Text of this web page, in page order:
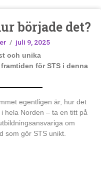
började det?
/ juli 9, 2025
och unika
för STS i denna
egentligen är, hur det
hela Norden – ta en titt på
om
som gör STS unikt.